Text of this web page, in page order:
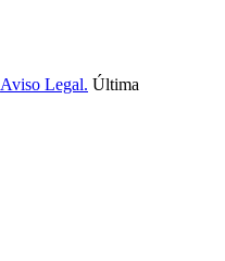
Aviso Legal. Última